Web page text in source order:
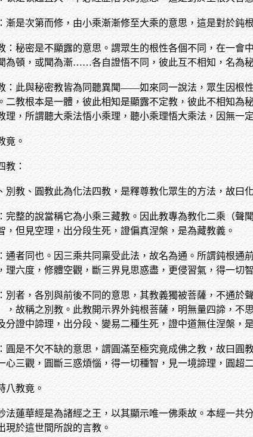
漸是次第而修，由小乘漸漸修至大乘的意思，這是對於
：秘密是不顯露的意思。謂眾生的根性各個不同，在一
為頓，或聞為漸……各自證悟不同，彼此互不相知，名為
：此與秘密教皆為同聽異聞——如來同一說法，眾生因根
二教根本是一體，彼此相知是顯露不定教，彼此不相知
理，所謂聽大乘法悟小乘理，聽小乘理悟大乘法，因無一
竟。
教：
別教、圓教此為化法四教，是釋尊教化眾生的方法，故曰
完整的說當稱它為小乘三藏教。因此教專為教化二乘（
，但見空理，出分段生死，證偏真涅槃，是為藏教義。
通者同也。因三乘共同稟受此法，故名為通。所謂鈍根
理六度，修體空觀，斷三界見思惑盡，更侵習氣，得一切
別者，各別與前後不同的意思，其教義獨被菩薩，不通
，故稱之別教。此教開示界外鈍根菩薩，明無量四諦，
分證中諦理，出分段、變易二種生死，證中道無住涅槃，
圓是不欠不缺的意思，謂圓滿至極究竟成佛之教，故曰
心三觀，圓斷三惑煩惱，得一切種智，見一境諦理，圓超
八教竟。
法蓮華經是為諸經之王，以其顯示唯一佛乘故。本經一
現於這世間所說的言教。